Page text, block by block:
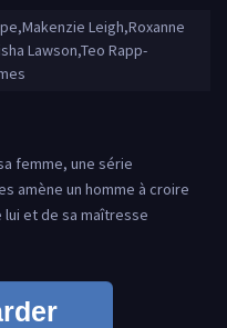
Leigh,Roxanne
Lawson,Teo Rapp-
femme, une série
amène un homme à croire
et de sa maîtresse